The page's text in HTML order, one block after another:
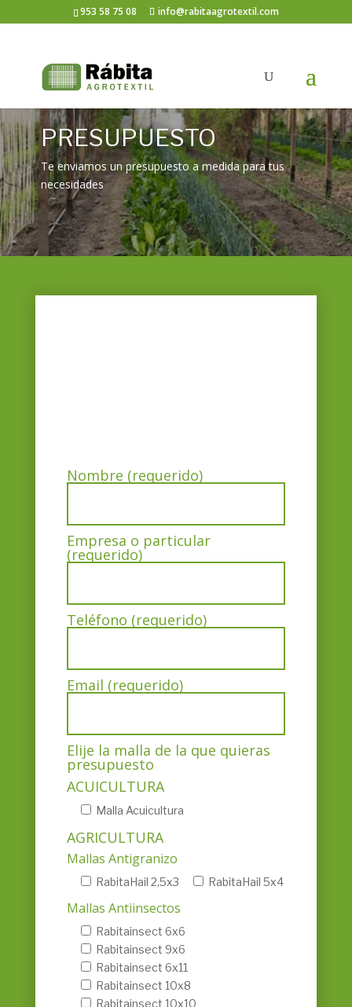
953 58 75 08 info@rabitaagrotextil.com
PRESUPUESTO
Te enviamos un presupuesto a medida para tus
necesidades
Nombre (requerido)
Empresa o particular
(requerido)
Teléfono (requerido)
Email (requerido)
Elije la malla de la que quieras
presupuesto
ACUICULTURA
Malla Acuicultura
AGRICULTURA
Mallas Antigranizo
RabitaHail 2,5x3 RabitaHail 5x4
Mallas Antiinsectos
Rabitainsect 6x6
Rabitainsect 9x6
Rabitainsect 6x11
Rabitainsect 10x8
Rabitainsect 10x10